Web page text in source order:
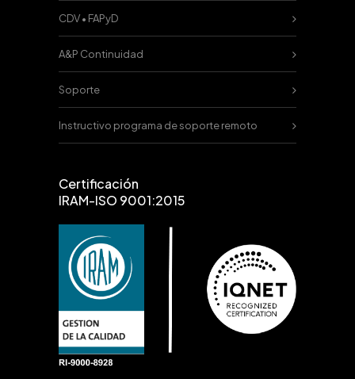
CDV • FAPyD
A&P Continuidad
Soporte
Instructivo programa de soporte remoto
Certificación
IRAM-ISO 9001:2015